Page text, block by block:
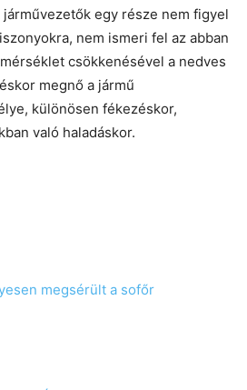
egy része nem figyel
nem ismeri fel az abban
csökkenésével a nedves
megnő a jármű
különösen fékezéskor,
való haladáskor.
megsérült a sofőr